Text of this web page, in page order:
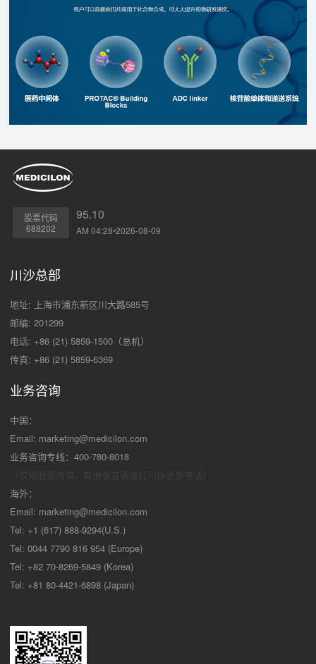
股票代码
688202
95.10
AM 04:28•2026-08-09
川沙总部
地址: 上海市浦东新区川大路585号
邮编: 201299
电话: +86 (21) 5859-1500（总机）
传真: +86 (21) 5859-6369
业务咨询
中国：
Email: marketing@medicilon.com
业务咨询专线：400-780-8018
海外：
Email: marketing@medicilon.com
Tel: +1 (617) 888-9294(U.S.)
Tel: 0044 7790 816 954 (Europe)
Tel: +82 70-8269-5849 (Korea)
Tel: +81 80-4421-6898 (Japan)